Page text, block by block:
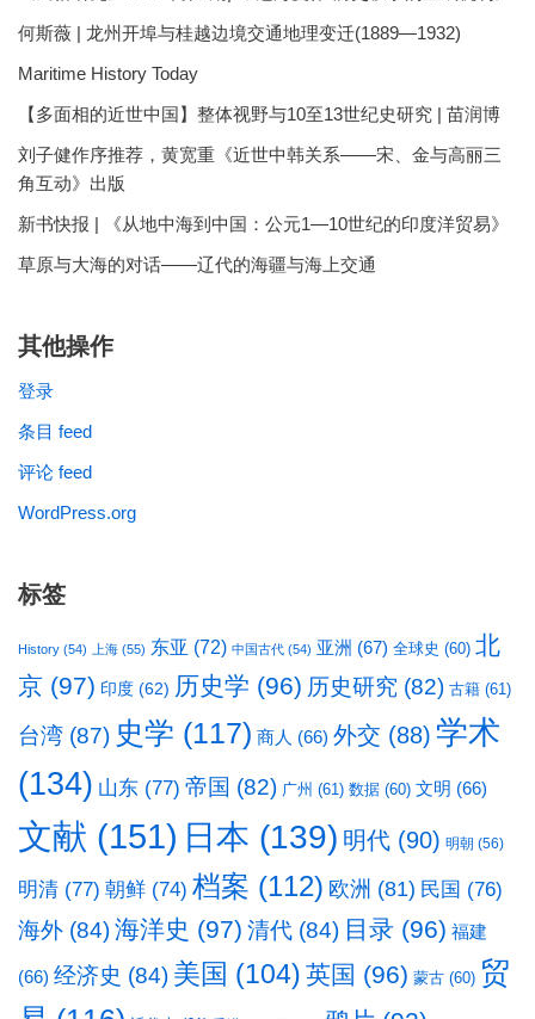
何斯薇 | 龙州开埠与桂越边境交通地理变迁(1889—1932)
Maritime History Today
【多面相的近世中国】整体视野与10至13世纪史研究 | 苗润博
刘子健作序推荐，黄宽重《近世中韩关系——宋、金与高丽三
角互动》出版
新书快报 | 《从地中海到中国：公元1—10世纪的印度洋贸易》
草原与大海的对话——辽代的海疆与海上交通
其他操作
登录
条目 feed
评论 feed
WordPress.org
标签
History (54) 上海 (55) 东亚 (72) 中国古代 (54) 亚洲 (67) 全球史 (60) 北
京 (97) 印度 (62) 历史学 (96) 历史研究 (82) 古籍 (61)
台湾 (87) 史学 (117) 商人 (66) 外交 (88) 学术
(134) 山东 (77) 帝国 (82) 广州 (61) 数据 (60) 文明 (66)
文献 (151) 日本 (139) 明代 (90) 明朝 (56)
明清 (77) 朝鲜 (74) 档案 (112) 欧洲 (81) 民国 (76)
海外 (84)海洋史 (97) 清代 (84) 目录 (96) 福建
(66) 经济史 (84) 美国 (104) 英国 (96) 蒙古 (60) 贸